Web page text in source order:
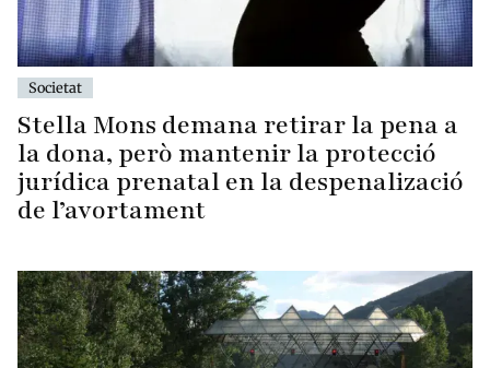
Societat
Stella Mons demana retirar la pena a
la dona, però mantenir la protecció
jurídica prenatal en la despenalizació
de l’avortament